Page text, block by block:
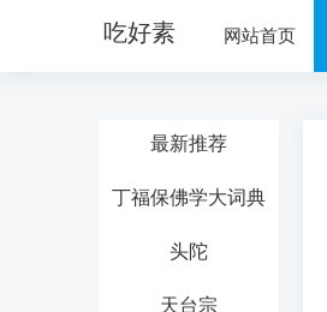
吃好素 网站首页
最新推荐
丁福保佛学大词典
头陀
天台宗